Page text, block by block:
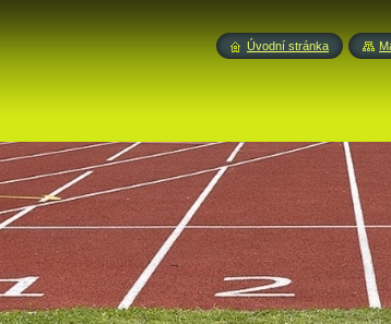
Úvodní stránka